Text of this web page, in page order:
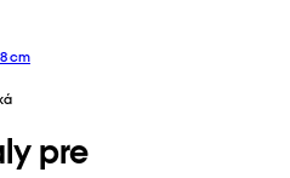
cm
pre